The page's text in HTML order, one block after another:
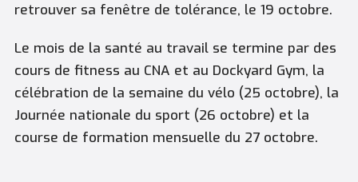
retrouver sa fenêtre de tolérance, le 19 octobre.
Le mois de la santé au travail se termine par des
cours de fitness au CNA et au Dockyard Gym, la
célébration de la semaine du vélo (25 octobre), la
Journée nationale du sport (26 octobre) et la
course de formation mensuelle du 27 octobre.